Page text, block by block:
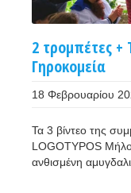
2 τρομπέτες +
Γηροκομεία
18 Φεβρουαρίου
Τα 3 βίντεο της
LOGOTYPOS Μήλο
ανθισμένη